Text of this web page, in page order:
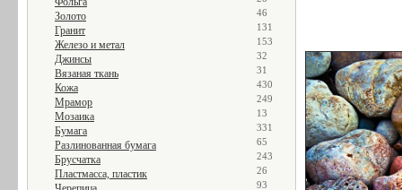
Золото 46
Гранит 131
Железо и метал 153
Джинсы 32
Вязаная ткань 31
Кожа 430
Мрамор 249
Мозаика 13
Бумага 331
Разлинованная бумага 65
Брусчатка 243
Пластмасса, пластик 26
93